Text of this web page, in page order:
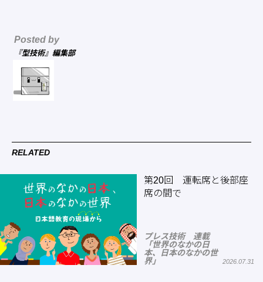
Posted by
『型技術』編集部
RELATED
第20回 運転席と後部座
席の間で
プレス技術 連載
「世界のなかの日
本、日本のなかの世
界」
2026.07.31